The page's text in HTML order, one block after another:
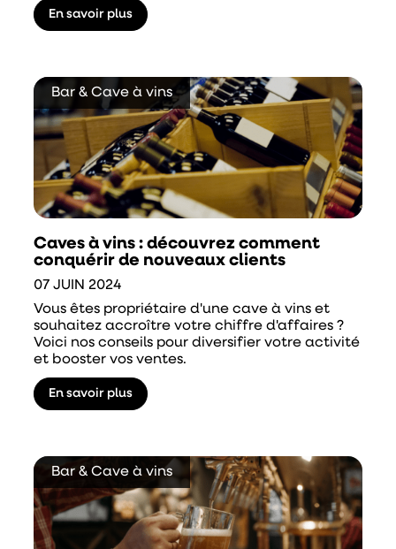
En savoir plus
Bar & Cave à vins
Caves à vins : découvrez comment
conquérir de nouveaux clients
07 JUIN 2024
Vous êtes propriétaire d'une cave à vins et
souhaitez accroître votre chiffre d'affaires ?
Voici nos conseils pour diversifier votre activité
et booster vos ventes.
En savoir plus
Bar & Cave à vins